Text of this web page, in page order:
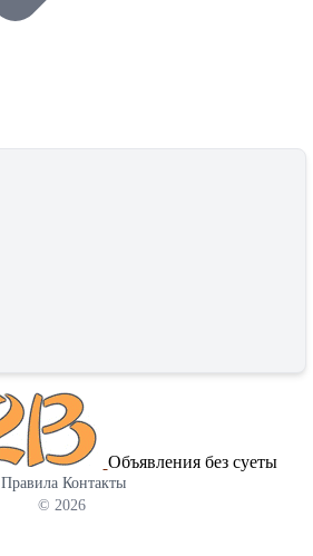
Объявления без суеты
Правила Контакты
© 2026